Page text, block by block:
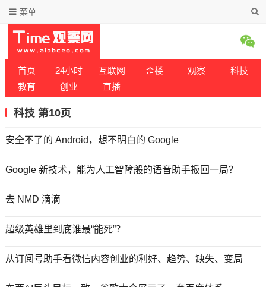
菜单
首页 24小时 互联网 歪楼 观察
科技
教育
创业 直播
科技 第10页
安全不了的 Android，想不明白的 Google
Google 新技术，能为人工智障般的语音助手扳回一局？
去 NMD 滴滴
超级英雄里到底谁最“能死”？
从订阅号助手看微信内容创业的利好、趋势、缺失、变局